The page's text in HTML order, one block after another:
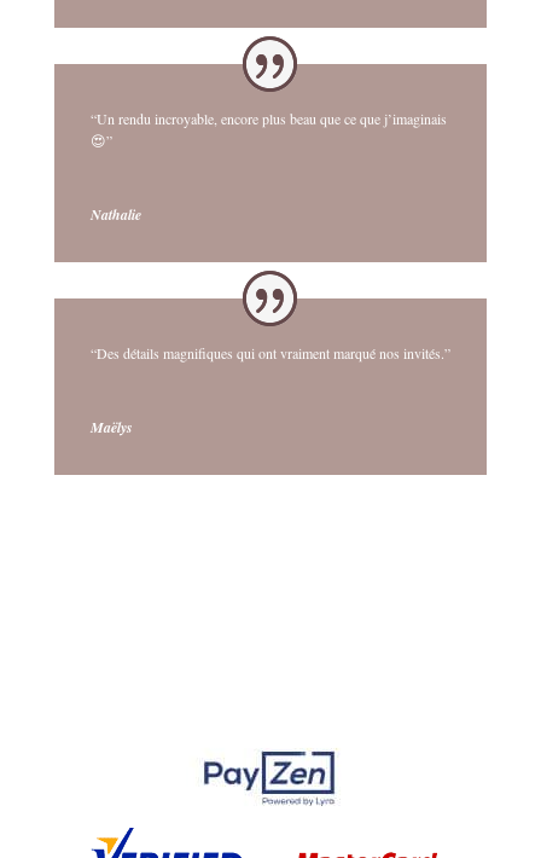
“Un rendu incroyable, encore plus beau que ce que j’imaginais
😍”
Nathalie
“Des détails magnifiques qui ont vraiment marqué nos invités.”
Maëlys